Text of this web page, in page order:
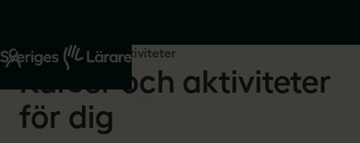
Start Kurser och aktiviteter
Kurser och aktiviteter
för dig